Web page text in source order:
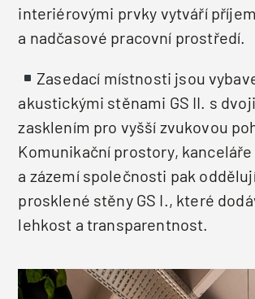
interiérovými prvky vytváří
a nadčasové pracovní prostředí.
Zasedací místnosti jsou
akustickými stěnami GS II. s
zasklením pro vyšší zvukovou
Komunikační prostory,
a zázemí společnosti pak
prosklené stěny GS I., které
lehkost a transparentnost.